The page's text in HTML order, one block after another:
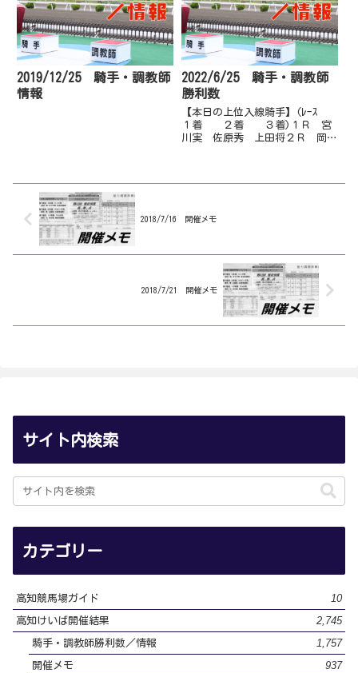
2019/12/25 騎手・調教師
情報
2022/6/25 騎手・調教師
勝利数
【本日の上位入線騎手】(ﾚｰｽ
１着 ２着 ３着)１Ｒ 宮
川実 佐原秀 上田将２Ｒ 岡村
将 濱...
2018/7/16 開催メモ
2018/7/21 開催メモ
サイト内検索
カテゴリー
高知競馬場ガイド 10
高知けいば開催結果 2,745
騎手・調教師勝利数／情報 1,757
開催メモ 937